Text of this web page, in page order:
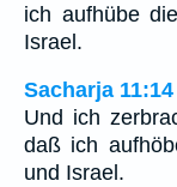
ich aufhübe
Israel.
Sacharja
Und ich
daß ich
und Israel.